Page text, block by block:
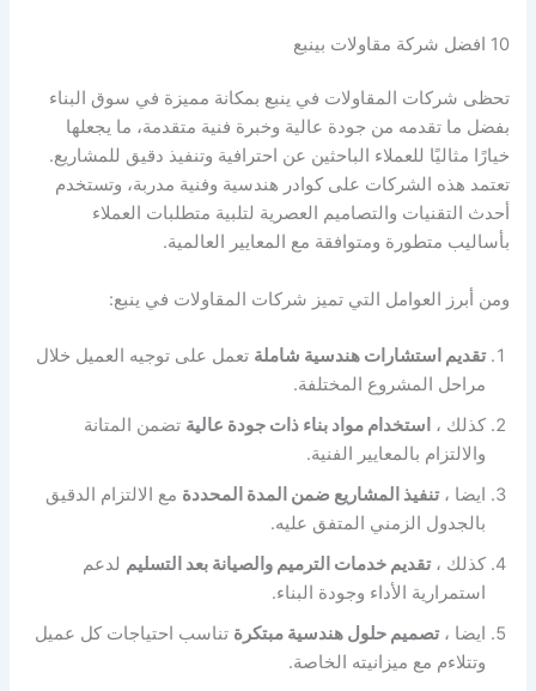
10 افضل شركة مقاولات بينبع
تحظى شركات المقاولات في ينبع بمكانة مميزة في سوق البناء
بفضل ما تقدمه من جودة عالية وخبرة فنية متقدمة، ما يجعلها
خيارًا مثاليًا للعملاء الباحثين عن احترافية وتنفيذ دقيق للمشاريع.
تعتمد هذه الشركات على كوادر هندسية وفنية مدربة، وتستخدم
أحدث التقنيات والتصاميم العصرية لتلبية متطلبات العملاء
بأساليب متطورة ومتوافقة مع المعايير العالمية.
ومن أبرز العوامل التي تميز شركات المقاولات في ينبع:
تقديم استشارات هندسية شاملة تعمل على توجيه العميل خلال
مراحل المشروع المختلفة.
كذلك ، استخدام مواد بناء ذات جودة عالية تضمن المتانة
والالتزام بالمعايير الفنية.
ايضا ،تنفيذ المشاريع ضمن المدة المحددة مع الالتزام الدقيق
بالجدول الزمني المتفق عليه.
كذلك ،تقديم خدمات الترميم والصيانة بعد التسليم لدعم
استمرارية الأداء وجودة البناء.
ايضا ،تصميم حلول هندسية مبتكرة تناسب احتياجات كل عميل
وتتلاءم مع ميزانيته الخاصة.